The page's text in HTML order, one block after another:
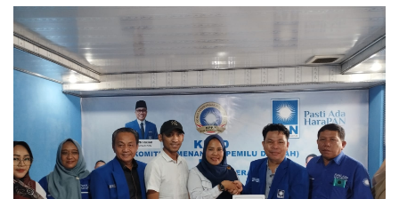
METRO
PESAWARAN
TANGGAMUS
PRINGSEWU
LAMPUNG
KOTA
BANDAR
LAMPUNG
METRO
DPRD
PESAWARAN
BANTEN
JAWAB
BARAT
JAKARTA